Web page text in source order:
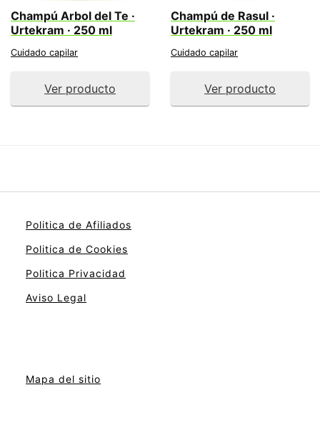
Champú Arbol del Te ·
Urtekram · 250 ml
Cuidado capilar
Ver producto
Champú de Rasul ·
Urtekram · 250 ml
Cuidado capilar
Ver producto
Politica de Afiliados
Politica de Cookies
Politica Privacidad
Aviso Legal
Mapa del sitio